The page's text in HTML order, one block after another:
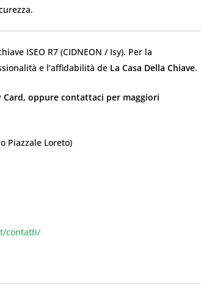
ISEO R7 (CIDNEON / Isy). Per la
e l’affidabilità de La Casa Della Chiave.
Card, oppure contattaci per maggiori
Piazzale Loreto)
contatti/